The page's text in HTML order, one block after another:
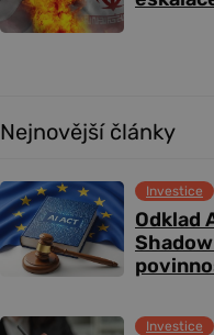
Nejnovější články
Odklad
Investice
Investice